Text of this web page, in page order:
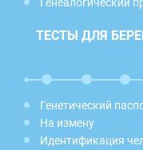
ТЕСТЫ ДЛЯ
Генетический
На измену
Идентификация